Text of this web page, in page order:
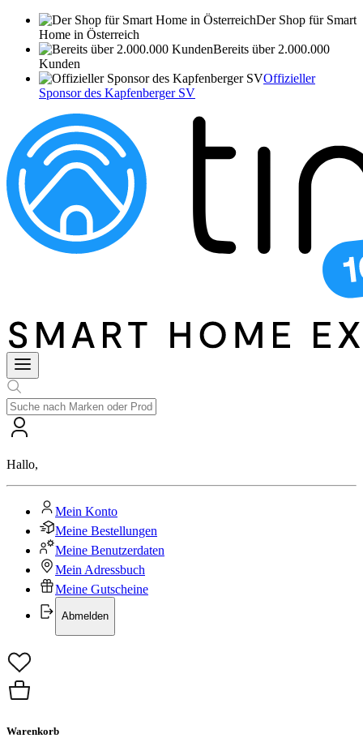
Der Shop für Smart
Home in Österreich
Bereits über 2.000.000
Kunden
Offizieller
Sponsor des Kapfenberger SV
Hallo,
Mein Konto
Meine Bestellungen
Meine Benutzerdaten
Mein Adressbuch
Meine Gutscheine
Abmelden
Warenkorb